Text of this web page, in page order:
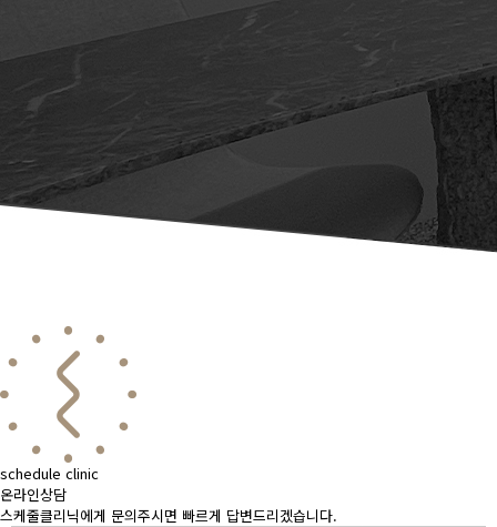
schedule clinic
온라인상담
스케줄클리닉에게 문의주시면 빠르게 답변드리겠습니다.